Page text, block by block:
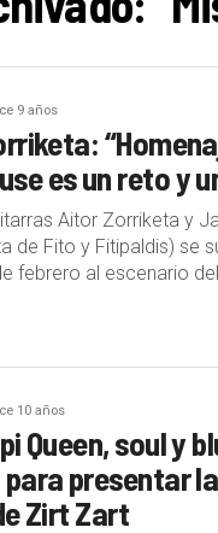
9 años
es un reto y
Aitor Zorriketa y
de Fito y Fitipaldis) se
febrero al escenario
10 años
Queen, soul y
presentar
Zirt Zart